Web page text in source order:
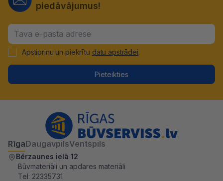
piedāvājumus!
Apstiprinu un piekrītu datu apstrādei.
Pieteikties
RīgaDaugavpilsVentspils
Bērzaunes ielā 12
Būvmateriāli un apdares materiāli
Tel: 22335731